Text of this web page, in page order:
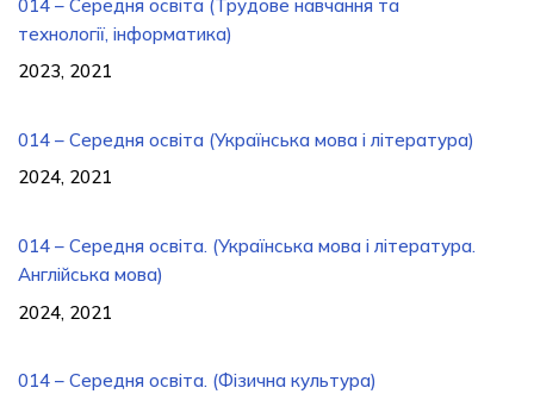
014 – Середня освіта (Трудове навчання та
технології, інформатика)
2023, 2021
014 – Середня освіта (Українська мова і література)
2024, 2021
014 – Середня освіта. (Українська мова і література.
Англiйська мова)
2024, 2021
014 – Середня освіта. (Фізична культура)